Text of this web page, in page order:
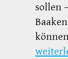
sollen